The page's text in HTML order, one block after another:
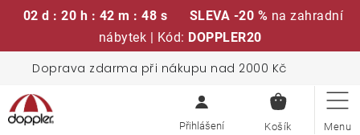
02 d : 20 h : 42 m : 48 s SLEVA -20 % na zahradní
nábytek | Kód: DOPPLER20
obsah
Doprava zdarma při nákupu nad 2000 Kč
KOŠÍK
Sedací soupravy
Slunečníky